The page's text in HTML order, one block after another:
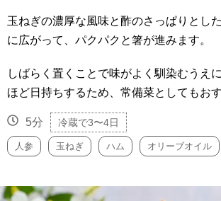
玉ねぎの濃厚な風味と酢のさっぱりとし
に広がって、パクパクと箸が進みます。
しばらく置くことで味がよく馴染むうえ
ほど日持ちするため、常備菜としてもおす
5分 冷蔵で3〜4日
人参 玉ねぎ ハム オリーブオイル